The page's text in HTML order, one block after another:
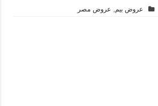
عروض بيم عروض مصر